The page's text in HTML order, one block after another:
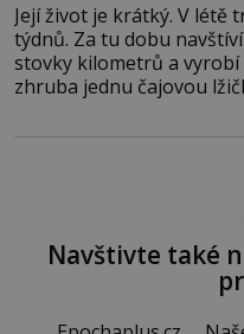
Její život je krátký. V létě
týdnů. Za tu dobu
stovky kilometrů a
zhruba jednu čajovou
Navštivte také